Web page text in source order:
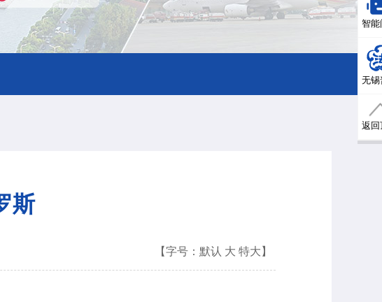
斯
【字号： 默认 大 特大 】
智能
无锡
返回